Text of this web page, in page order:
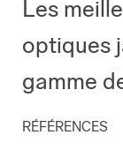
Les
optiques
gamme
RÉFÉRENCES